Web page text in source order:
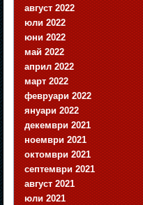
август 2022
юли 2022
юни 2022
май 2022
април 2022
март 2022
февруари 2022
януари 2022
декември 2021
ноември 2021
октомври 2021
септември 2021
август 2021
юли 2021